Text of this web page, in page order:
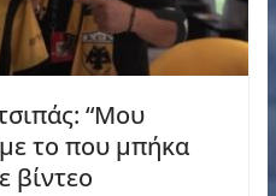
“Μου
το που μπήκα
βίντεο